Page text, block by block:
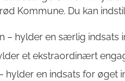
Kommune. Du kan
– hylder en særlig indsats
et ekstraordinært
hylder en indsats for